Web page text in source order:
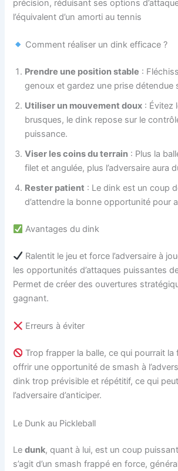
précision, réduisant ses options
l’équivalent d’un amorti au tennis
Comment réaliser un dink efficace ?
Prendre une position stable :
genoux et gardez une prise détendue
Utiliser un mouvement doux : Évitez
brusques, le dink repose sur le
puissance.
Viser les coins du terrain : Plus la
filet et angulée, plus l’adversaire aura
Rester patient : Le dink est un coup
d’attendre la bonne opportunité pour
Avantages du dink
Ralentit le jeu et force l’adversaire à
les opportunités d’attaques puissantes
Permet de créer des ouvertures
gagnant.
Erreurs à éviter
Trop frapper la balle, ce qui pourrait
offrir une opportunité de smash à
dink trop prévisible et répétitif, ce qui
l’adversaire d’anticiper.
Le Dunk au Pickleball
Ledunk, quant à lui, est un coup
s’agit d’un smash frappé en force,